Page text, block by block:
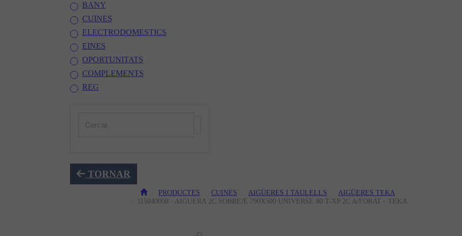
BANY
CUINES
ELECTRODOMESTICS
EINES
OPORTUNITATS
COMPLEMENTS
REG
PRODUCTES CUINES AIGÜERES I TAULELLS
AIGÜERES TEKA
115040008 - AIGUERA 2C SOBRE/E 790X500 UNIVERSE 80 T-XP 2C A/FORAT - TEKA
TORNAR